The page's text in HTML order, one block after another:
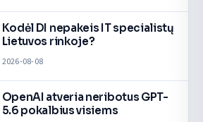
Kodėl DI nepakeis IT specialistų
Lietuvos rinkoje?
2026-08-08
OpenAI atveria neribotus GPT-
5.6 pokalbius visiems